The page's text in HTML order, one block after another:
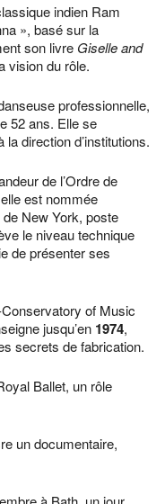
indien Ram
», basé sur la
son livre Giselle and
vision du rôle.
professionnelle,
52 ans. Elle se
direction d’institutions.
de l’Ordre de
est nommée
New York, poste
le niveau technique
de présenter ses
of Music
jusqu’en 1974,
secrets de fabrication.
Ballet, un rôle
un documentaire,